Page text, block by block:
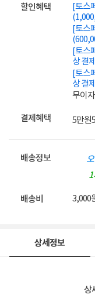
할인혜택
[토스
[토스
[토스
상 결
[토스
상 결
무이
결제혜택 5만원
배송정보
1
배송비 3,000
상세정보
상